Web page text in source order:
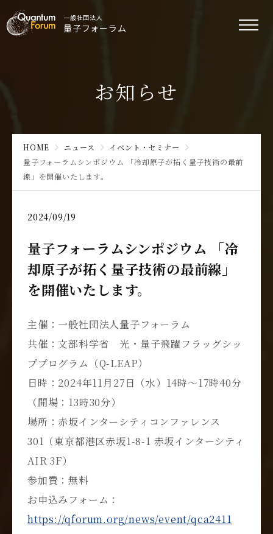
一般社団法人
量子フォーラム
お知らせ
HOME ニュース
イベント・セミナー
量子フォーラムシンポジウム 「冷却原子が拓く量子技術の最前
線」を開催いたします。
2024/09/19
量子フォーラムシンポジウム 「冷
却原子が拓く量子技術の最前線」
を開催いたします。
主催：一般社団法人量子フォーラム
共催：文部科学省 光・量子飛躍フラッグシッ
ププログラム（Q-LEAP）
日時：2024年11月27日（水）14時～17時40分
（開場：13時30分）
場所：赤坂インターシティコンファレンス
301（東京都港区赤坂1-8-1 赤坂インターシティ
AIR 3F）
参加費：無料
お申込みフォーム：
https://qforum.org/news/event/qca2411